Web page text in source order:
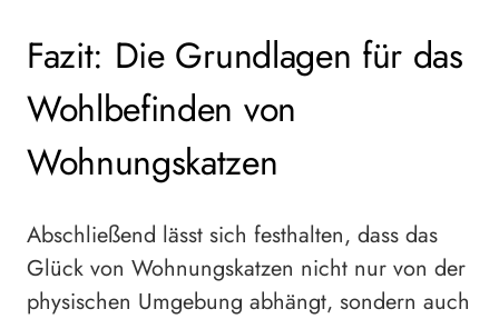
Fazit: Die Grundlagen für das
Wohlbefinden von
Wohnungskatzen
Abschließend lässt sich festhalten, dass das
Glück von Wohnungskatzen nicht nur von der
physischen Umgebung abhängt, sondern auch